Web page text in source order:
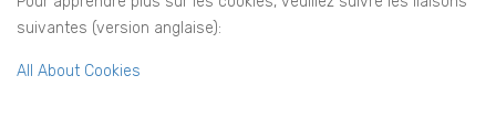
suivantes (version anglaise):
All About Cookies